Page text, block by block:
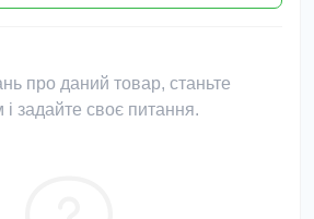
про даний товар, станьте
задайте своє питання.